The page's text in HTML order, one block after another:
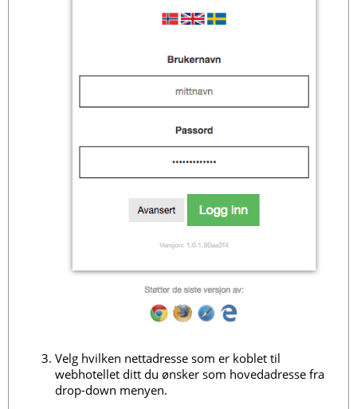
Velg hvilken nettadresse som er koblet til
webhotellet ditt du ønsker som hovedadresse fra
drop-down menyen.